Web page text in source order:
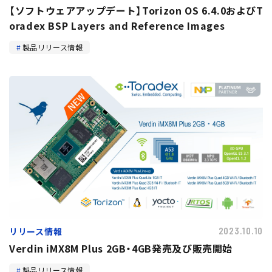
【ソフトウェアアップデート】Torizon OS 6.4.0およびT
oradex BSP Layers and Reference Images
製品リリース情報
リリース情報 2023.10.10
Verdin iMX8M Plus 2GB・4GB発売及び販売開始